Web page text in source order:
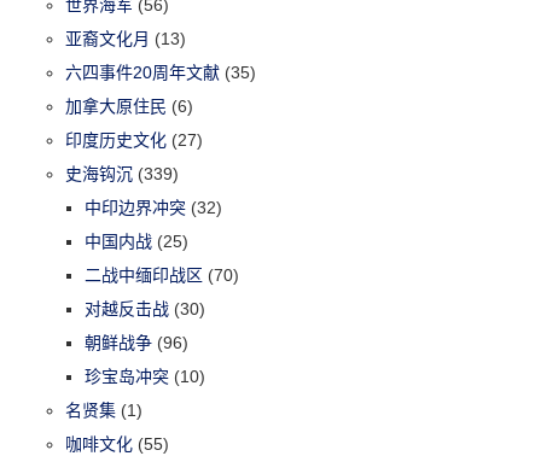
世界海军 (56)
亚裔文化月 (13)
六四事件20周年文献 (35)
加拿大原住民 (6)
印度历史文化 (27)
史海钩沉 (339)
中印边界冲突 (32)
中国内战 (25)
二战中缅印战区 (70)
对越反击战 (30)
朝鲜战争 (96)
珍宝岛冲突 (10)
名贤集 (1)
咖啡文化 (55)